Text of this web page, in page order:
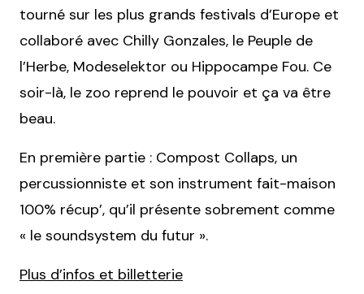
tourné sur les plus grands festivals d’Europe et
collaboré avec Chilly Gonzales, le Peuple de
l’Herbe, Modeselektor ou Hippocampe Fou. Ce
soir-là, le zoo reprend le pouvoir et ça va être
beau.
En première partie : Compost Collaps, un
percussionniste et son instrument fait-maison
100% récup’, qu’il présente sobrement comme
« le soundsystem du futur ».
Plus d’infos et billetterie